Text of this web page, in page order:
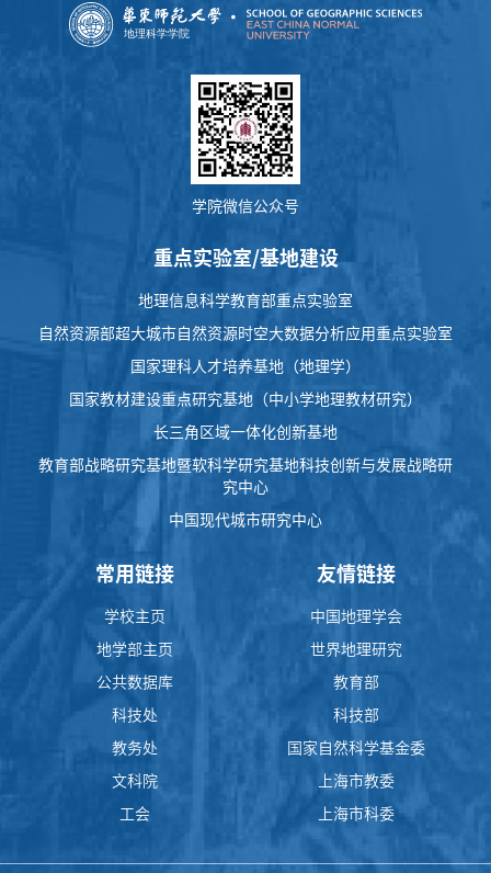
学院微信公众号
重点实验室/基地建设
地理信息科学教育部重点实验室
自然资源部超大城市自然资源时空大数据分析应用重点实验室
国家理科人才培养基地（地理学）
国家教材建设重点研究基地（中小学地理教材研究）
长三角区域一体化创新基地
教育部战略研究基地暨软科学研究基地科技创新与发展战略研
究中心
中国现代城市研究中心
常用链接
学校主页
地学部主页
公共数据库
科技处
教务处
文科院
工会
友情链接
中国地理学会
世界地理研究
教育部
科技部
国家自然科学基金委
上海市教委
上海市科委